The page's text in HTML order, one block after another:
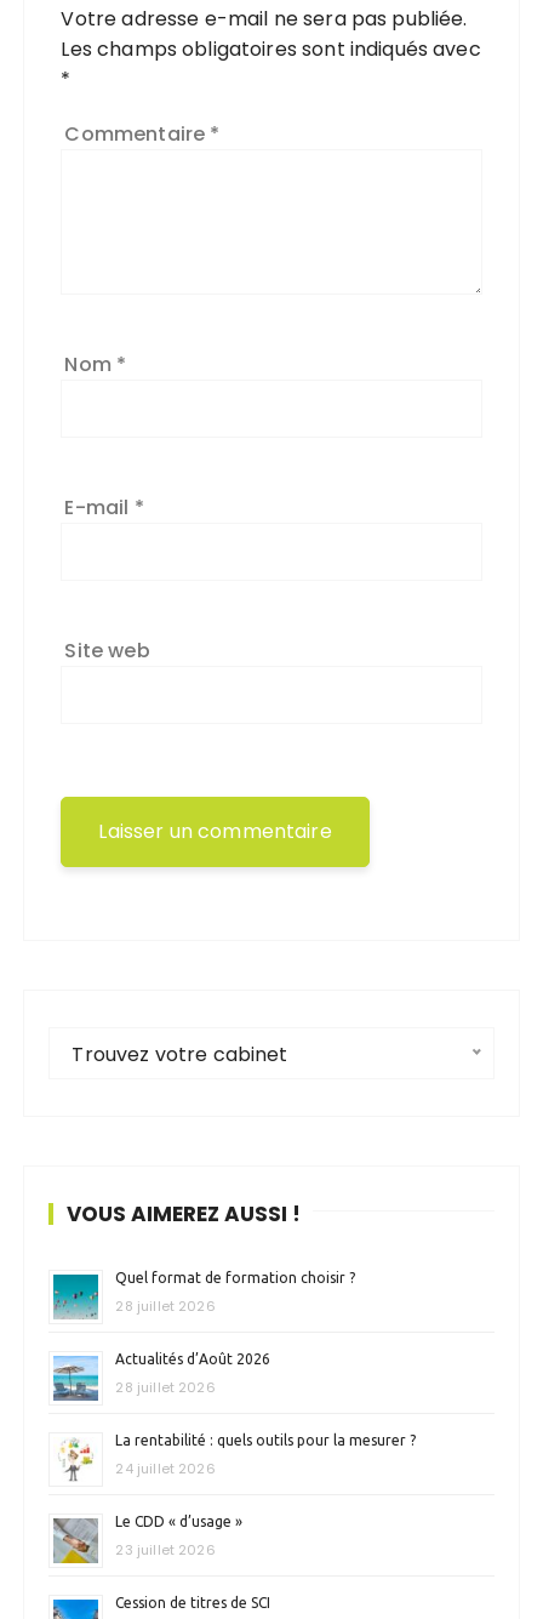
Votre adresse e-mail ne sera pas publiée.
Les champs obligatoires sont indiqués avec
*
Commentaire *
Nom *
E-mail *
Site web
Trouvez votre cabinet
VOUS AIMEREZ AUSSI !
Quel format de formation choisir ?
28 juillet 2026
Actualités d’Août 2026
28 juillet 2026
La rentabilité : quels outils pour la mesurer ?
24 juillet 2026
Le CDD « d’usage »
23 juillet 2026
Cession de titres de SCI